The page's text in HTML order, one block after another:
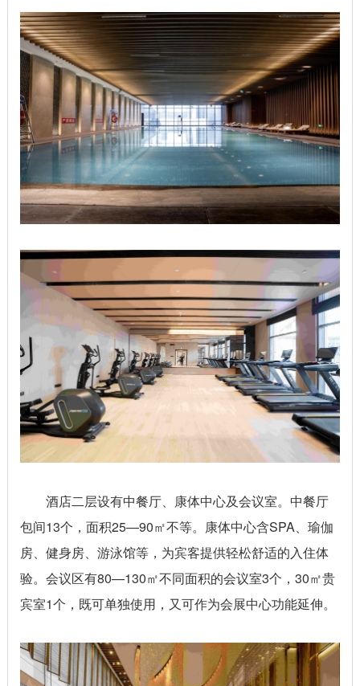
酒店二层设有中餐厅、康体中心及会议室。中餐厅
包间13个，面积25—90㎡不等。康体中心含SPA、瑜伽
房、健身房、游泳馆等，为宾客提供轻松舒适的入住体
验。会议区有80—130㎡不同面积的会议室3个，30㎡贵
宾室1个，既可单独使用，又可作为会展中心功能延伸。